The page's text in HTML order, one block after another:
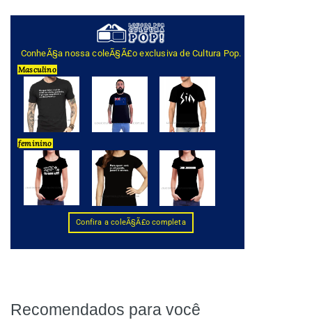
Recomendados para você